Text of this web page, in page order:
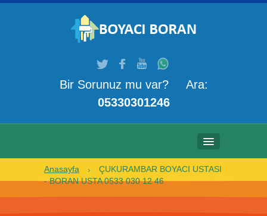
Bir Sorunuz mu var? Ara:
05330301246
ANASAYFA
Anasayfa
ÇUKURAMBAR BOYACI USTASI
- BORAN USTA 0533 030 12 46